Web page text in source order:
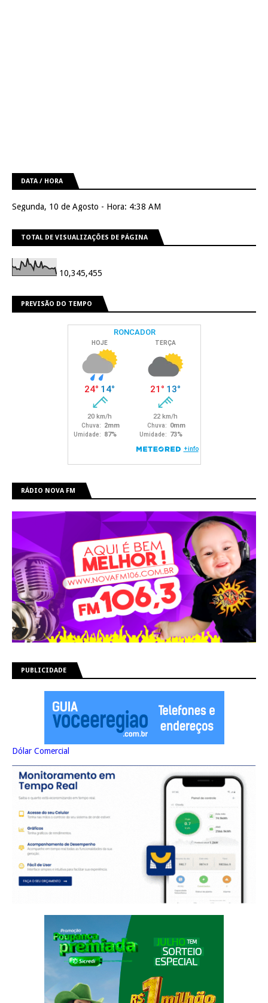
DATA / HORA
Segunda, 10 de Agosto - Hora: 4:38 AM
TOTAL DE VISUALIZAÇÕES DE PÁGINA
10,345,455
PREVISÃO DO TEMPO
RÁDIO NOVA FM
PUBLICIDADE
Dólar Comercial